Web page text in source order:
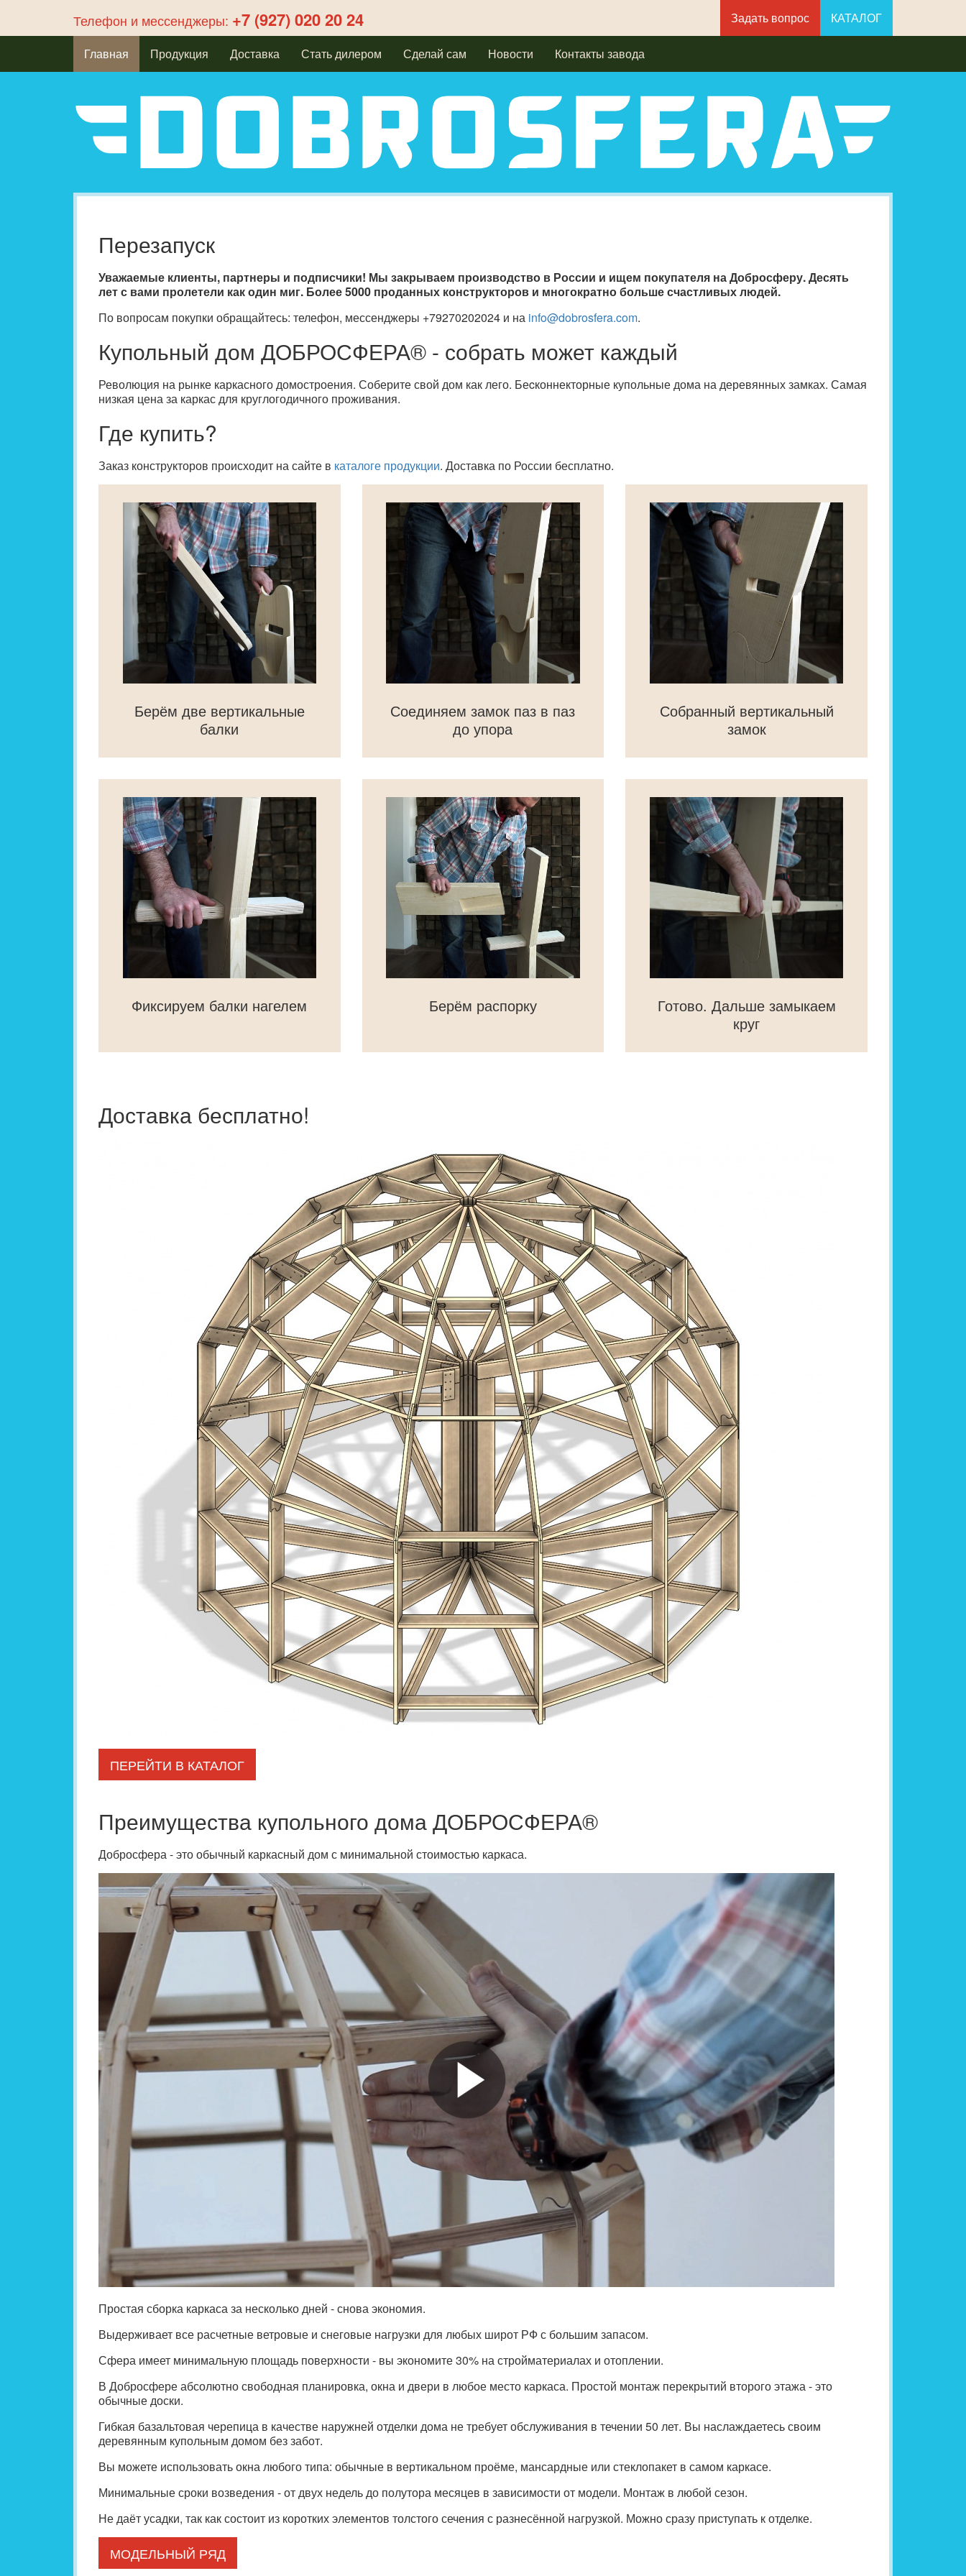
Телефон и мессенджеры: +7 (927) 020 20 24 Задать вопрос КАТАЛОГ
Главная Продукция Доставка Стать дилером Сделай сам Новости Контакты завода
Перезапуск
Уважаемые клиенты, партнеры и подписчики! Мы закрываем производство в России и ищем покупателя на Добросферу. Десять
лет с вами пролетели как один миг. Более 5000 проданных конструкторов и многократно больше счастливых людей.
По вопросам покупки обращайтесь: телефон, мессенджеры +79270202024 и на info@dobrosfera.com.
Купольный дом ДОБРОСФЕРА® - собрать может каждый
Революция на рынке каркасного домостроения. Соберите свой дом как лего. Беcконнекторные купольные дома на деревянных замках. Самая
низкая цена за каркас для круглогодичного проживания.
Где купить?
Заказ конструкторов происходит на сайте в каталоге продукции. Доставка по России бесплатно.
Берём две вертикальные
балки
Соединяем замок паз в паз
до упора
Собранный вертикальный
замок
Фиксируем балки нагелем Берём распорку
Готово. Дальше замыкаем
круг
Доставка бесплатно!
ПЕРЕЙТИ В КАТАЛОГ
Преимущества купольного дома ДОБРОСФЕРА®
Добросфера - это обычный каркасный дом с минимальной стоимостью каркаса.
Простая сборка каркаса за несколько дней - снова экономия.
Выдерживает все расчетные ветровые и снеговые нагрузки для любых широт РФ с большим запасом.
Сфера имеет минимальную площадь поверхности - вы экономите 30% на стройматериалах и отоплении.
В Добросфере абсолютно свободная планировка, окна и двери в любое место каркаса. Простой монтаж перекрытий второго этажа - это
обычные доски.
Гибкая базальтовая черепица в качестве наружней отделки дома не требует обслуживания в течении 50 лет. Вы наслаждаетесь своим
деревянным купольным домом без забот.
Вы можете использовать окна любого типа: обычные в вертикальном проёме, мансардные или стеклопакет в самом каркасе.
Минимальные сроки возведения - от двух недель до полутора месяцев в зависимости от модели. Монтаж в любой сезон.
Не даёт усадки, так как состоит из коротких элементов толстого сечения с разнесённой нагрузкой. Можно сразу приступать к отделке.
МОДЕЛЬНЫЙ РЯД